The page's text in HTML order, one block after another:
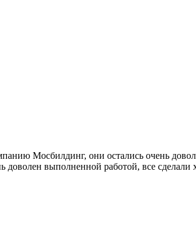
Мосбилдинг, они остались очень
выполненной работой, все сделали